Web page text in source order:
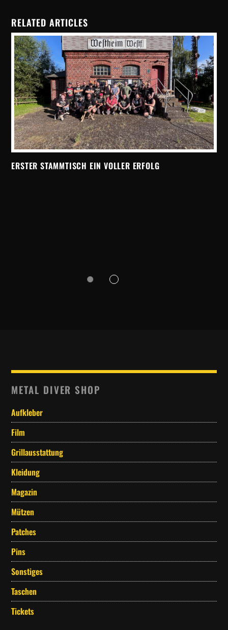
RELATED ARTICLES
ERSTER STAMMTISCH EIN VOLLER ERFOLG
METAL DIVER SHOP
Aufkleber
Film
Grillausstattung
Kleidung
Magazin
Mützen
Patches
Pins
Sonstiges
Taschen
Tickets